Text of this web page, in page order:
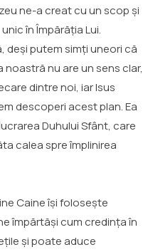
ne-a creat cu un scop și
în Împărăția Lui.
deși putem simți uneori că
nu are un sens clar,
dintre noi, iar Isus
descoperi acest plan. Ea
Duhului Sfânt, care
calea spre împlinirea
Caine își folosește
împărtăși cum credința în
și poate aduce